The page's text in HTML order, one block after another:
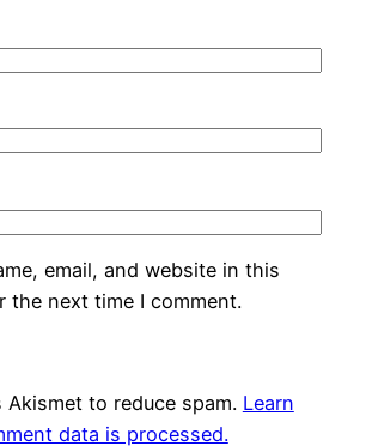
email, and website in this
the next time I comment.
Akismet to reduce spam. Learn
data is processed.